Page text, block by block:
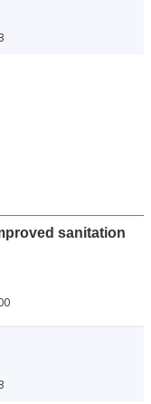
sanitation